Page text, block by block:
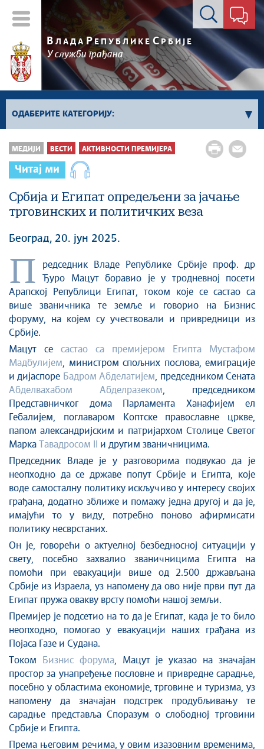
Контакт форма
В ЛАДА РЕПУБЛИКЕ СРБИЈЕ
У служби грађана
ОДАБЕРИТЕ КАТЕГОРИЈУ:
Влада Србије
Активности премијера
Активности потпредседника
Активности Владе
Косово и Метохија
Политика
Стоп корупцији
Култура и вера
Спорт
Конференције за новинаре
Интервјуи
Линкови
Издвојене теме
COVID-19 - архива
МЕДИЈИ ВЕСТИ АКТИВНОСТИ ПРЕМИЈЕРА
Читај ми
Србија и Египат опредељени за јачање
трговинских и политичких веза
Београд, 20. јун 2025.
П
редседник Владе Републике Србије проф. др
Ђуро Мацут боравио је у тродневној посети
Арапској Републици Египат, током које се састао са
више званичника те земље и говорио на Бизнис
форуму, на којем су учествовали и привредници из
Србије.
Мацут се састао са премијером Египта Мустафом
Мадбулијем , министром спољних послова, емиграцијe
и дијаспоре Бадром Абделатијем , председником Сената
Абделвахабом Абделразеком , председником
Представничког дома Парламента Ханафијем ел
Гебалијем, поглаваром Коптске православне цркве,
папом александријским и патријархом Столице Светог
Марка
Тавадросом II
и другим званичницима.
Председник Владе је у разговорима подвукао да је
неопходно да се државе попут Србије и Египта, које
воде самосталну политику искључиво у интересу својих
грађана, додатно зближе и помажу једна другој и да је,
имајући то у виду, потребно поново афирмисати
политику несврстаних.
Он је, говорећи о актуелној безбедносној ситуацији у
свету, посебно захвалио званичницима Египта на
помоћи при евакуацији више од 2.500 држављана
Србије из Израела, уз напомену да ово није први пут да
Египат пружа овакву врсту помоћи нашој земљи.
Премијер је подсетио на то да је Египат, када је то било
неопходно, помогао у евакуацији наших грађана из
Појаса Газе и Судана.
Током
Бизнис форума, Мацут је указао на значајан
простор за унапређење пословне и привредне сарадње,
посебно у областима економије, трговине и туризма, уз
напомену да значајан подстрек продубљивању те
сарадње представља Споразум о слободној трговини
Србије и Египта.
Према његовим речима, у овим изазовним временима,